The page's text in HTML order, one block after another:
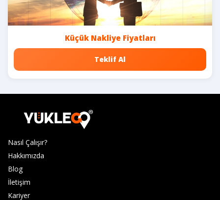
Küçük Nakliye Fiyatları
Teklif Al
Nasıl Çalışır?
Hakkımızda
Blog
İletişim
Kariyer